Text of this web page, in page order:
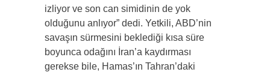
izliyor ve son can simidinin de yok
olduğunu anlıyor” dedi. Yetkili, ABD’nin
savaşın sürmesini beklediği kısa süre
boyunca odağını İran’a kaydırması
gerekse bile, Hamas’ın Tahran’daki